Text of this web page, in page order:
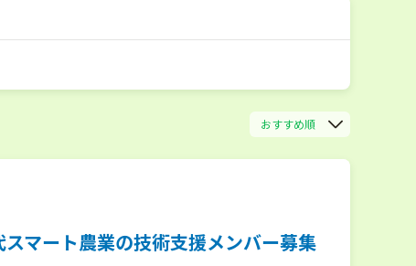
おすすめ順
マート農業の技術支援メンバー募集